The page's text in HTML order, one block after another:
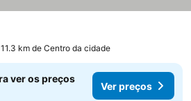
km de Centro da cidade
ver os preços
Ver preços